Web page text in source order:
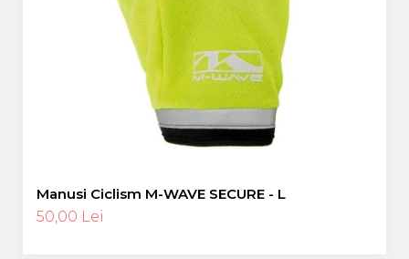
Manusi Ciclism M-WAVE SECURE - L
50,00 Lei